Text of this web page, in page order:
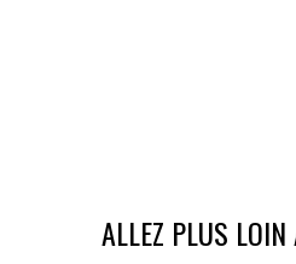
ALLEZ PLUS